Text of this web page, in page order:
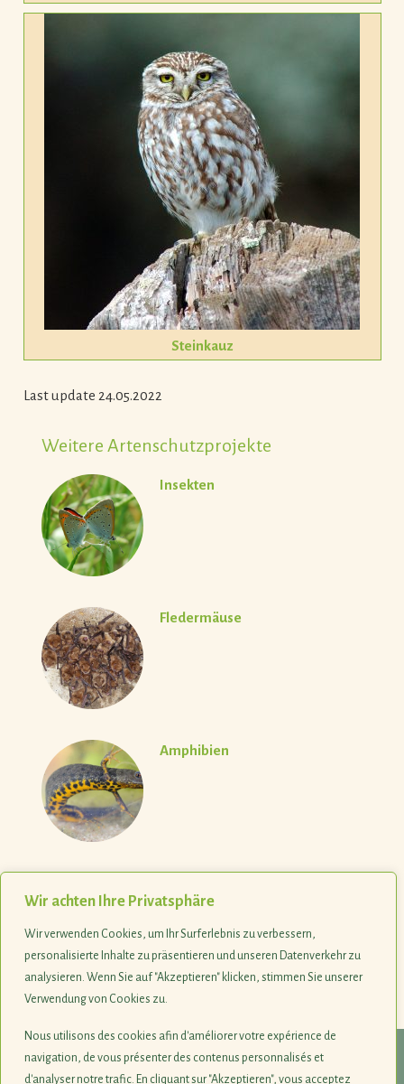
Wir achten Ihre Privatsphäre
Wir verwenden Cookies, um Ihr Surferlebnis zu verbessern,
personalisierte Inhalte zu präsentieren und unseren Datenverkehr zu
analysieren. Wenn Sie auf "Akzeptieren" klicken, stimmen Sie unserer
Verwendung von Cookies zu.
Nous utilisons des cookies afin d'améliorer votre expérience de
navigation, de vous présenter des contenus personnalisés et
d'analyser notre trafic. En cliquant sur "Akzeptieren", vous acceptez
Steinkauz
Last update 24.05.2022
Weitere Artenschutzprojekte
Insekten
Fledermäuse
Amphibien
© 1990-2026